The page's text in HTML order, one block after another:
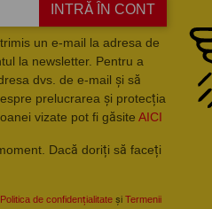
INTRĂ ÎN CONT
un e-mail la adresa de
la newsletter. Pentru a
dvs. de e-mail și să
prelucrarea și protecția
vizate pot fi găsite AICI
Dacă doriți să faceți
Politica de confidențialitate și Termenii